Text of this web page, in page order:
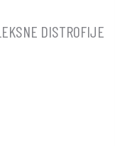
DISTROFIJE